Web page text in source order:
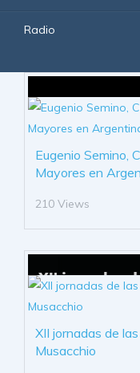
Radio
Eugenio Semino,
Mayores en
210 Views
XII jornadas de
Musacchio